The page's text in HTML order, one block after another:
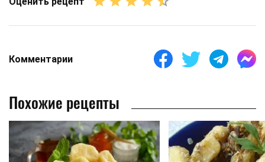
Комментарии
Похожие рецепты